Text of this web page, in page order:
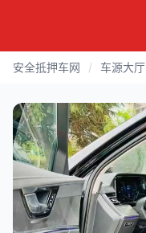
安全抵押车网 / 车源大厅